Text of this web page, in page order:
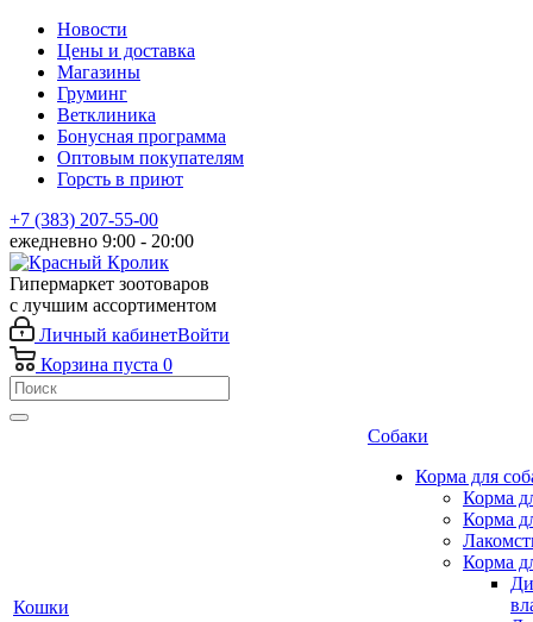
Новости
Цены и доставка
Магазины
Груминг
Ветклиника
Бонусная программа
Оптовым покупателям
Горсть в приют
+7 (383) 207-55-00
ежедневно 9:00 - 20:00
Гипермаркет зоотоваров
с лучшим ассортиментом
Личный кабинетВойти
Корзина пуста 0
Кошки
Собаки
Корма для
Корма
Корма
Корма